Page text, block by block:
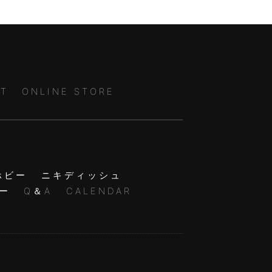
ONLINE STORE
ビー
ニキディッシュ
Q＆A
CALENDAR